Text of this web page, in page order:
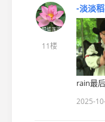
11楼
-淡淡
rain最
2025-